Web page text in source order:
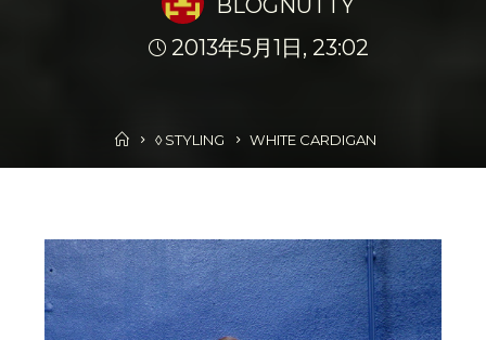
BLOGNUTTY
2013年5月1日, 23:02
Home
◊ STYLING WHITE CARDIGAN